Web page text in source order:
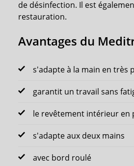
de désinfection. Il est
restauration.
Avantages du
s'adapte à la main en très
garantit un travail sans
le revêtement intérieur en
s'adapte aux deux mains
avec bord roulé